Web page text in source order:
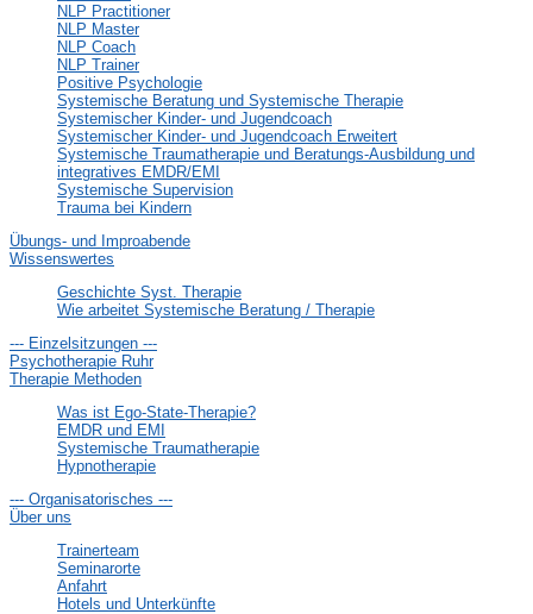
NLP Practitioner
NLP Master
NLP Coach
NLP Trainer
Positive Psychologie
Systemische Beratung und Systemische Therapie
Systemischer Kinder- und Jugendcoach
Systemischer Kinder- und Jugendcoach Erweitert
Systemische Traumatherapie und Beratungs-Ausbildung und
integratives EMDR/EMI
Systemische Supervision
Trauma bei Kindern
Übungs- und Improabende
Wissenswertes
Geschichte Syst. Therapie
Wie arbeitet Systemische Beratung / Therapie
--- Einzelsitzungen ---
Psychotherapie Ruhr
Therapie Methoden
Was ist Ego-State-Therapie?
EMDR und EMI
Systemische Traumatherapie
Hypnotherapie
--- Organisatorisches ---
Über uns
Trainerteam
Seminarorte
Anfahrt
Hotels und Unterkünfte